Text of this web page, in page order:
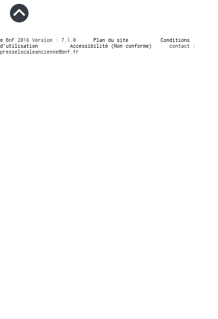
© BnF 2016 Version : 7.1.0 Plan du site
Conditions
d’utilisation
Accessibilité (Non conforme)
contact :
presselocaleancienne@bnf.fr